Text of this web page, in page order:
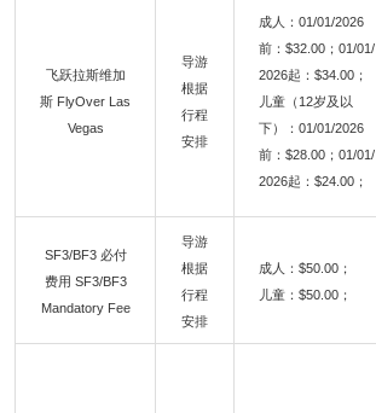
飞跃拉斯维加
斯 FlyOver Las
Vegas
导游
根据
行程
安排
成人：01/01/2026
前：$32.00；01/01/
2026起：$34.00；
儿童（12岁及以
下）：01/01/2026
前：$28.00；01/01/
2026起：$24.00；
SF3/BF3 必付
费用 SF3/BF3
Mandatory Fee
导游
根据
行程
安排
成人：$50.00；
儿童：$50.00；